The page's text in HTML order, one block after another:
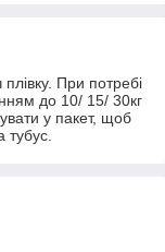
При потребі
до 10/ 15/ 30кг
у пакет, щоб
тубус.